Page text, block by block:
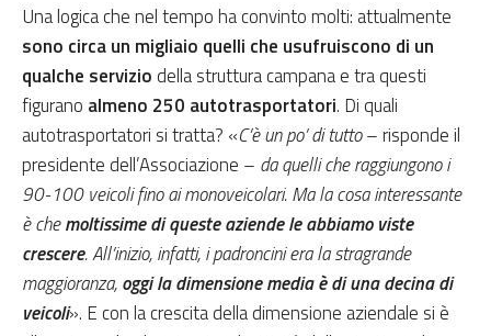
Una logica che nel tempo ha convinto molti: attualmente
sono circa un migliaio quelli che usufruiscono di un
qualche servizio della struttura campana e tra questi
figurano almeno 250 autotrasportatori. Di quali
autotrasportatori si tratta? «C’è un po’ di tutto– risponde il
presidente dell’Associazione – da quelli che raggiungono i
90-100 veicoli fino ai monoveicolari. Ma la cosa interessante
è chemoltissime di queste aziende le abbiamo viste
crescere. All’inizio, infatti, i padroncini era la stragrande
maggioranza,oggi la dimensione media è di una decina di
veicoli». E con la crescita della dimensione aziendale si è